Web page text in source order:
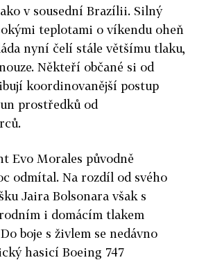
v sousední Brazílii. Silný
teplotami o víkendu oheň
nyní čelí stále většímu tlaku,
Někteří občané si od
koordinovanější postup
prostředků od
Evo Morales původně
odmítal. Na rozdíl od svého
Jaira Bolsonara však s
i domácím tlakem
boje s živlem se nedávno
hasicí Boeing 747